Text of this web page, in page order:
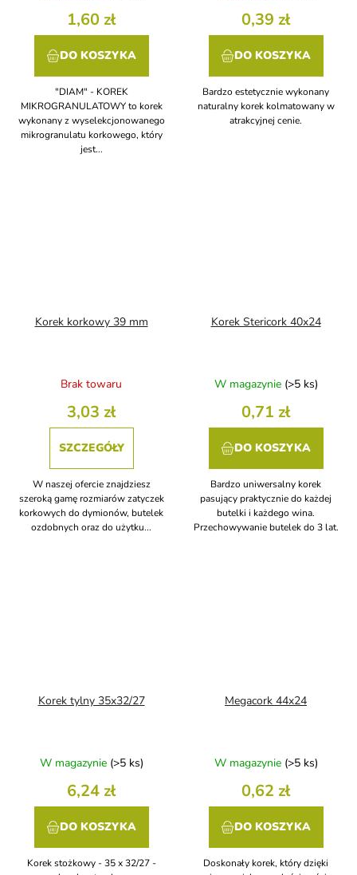
1,60 zł
DO KOSZYKA
"DIAM" - KOREK
MIKROGRANULATOWY to korek
wykonany z wyselekcjonowanego
mikrogranulatu korkowego, który
jest...
0,39 zł
DO KOSZYKA
Bardzo estetycznie wykonany
naturalny korek kolmatowany w
atrakcyjnej cenie.
Korek korkowy 39 mm
Brak towaru
3,03 zł
SZCZEGÓŁY
W naszej ofercie znajdziesz
szeroką gamę rozmiarów zatyczek
korkowych do dymionów, butelek
ozdobnych oraz do użytku...
Korek Stericork 40x24
W magazynie (>5 ks)
0,71 zł
DO KOSZYKA
Bardzo uniwersalny korek
pasujący praktycznie do każdej
butelki i każdego wina.
Przechowywanie butelek do 3 lat.
Korek tylny 35x32/27
W magazynie (>5 ks)
6,24 zł
DO KOSZYKA
Korek stożkowy - 35 x 32/27 -
Megacork 44x24
W magazynie (>5 ks)
0,62 zł
DO KOSZYKA
Doskonały korek, który dzięki